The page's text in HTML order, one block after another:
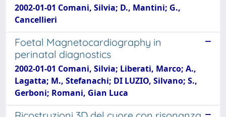
2002-01-01 Comani, Silvia; D., Mantini; G.,
Cancellieri
Foetal Magnetocardiography in
perinatal diagnostics
2002-01-01 Comani, Silvia; Liberati, Marco; A.,
Lagatta; M., Stefanachi; DI LUZIO, Silvano; S.,
Gerboni; Romani, Gian Luca